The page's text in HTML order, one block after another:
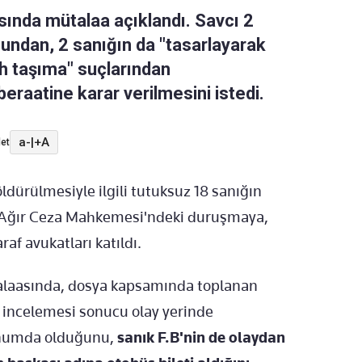
mütalaa açıklandı. Savcı 2
2 sanığın da "tasarlayarak
suçlarından
beraatine karar verilmesini istedi.
a-|+A
ilgili tutuksuz 18 sanığın
Ceza Mahkemesi'ndeki duruşmaya,
avukatları katıldı.
dosya kapsamında toplanan
sonucu olay yerinde
olduğunu, sanık F.B'nin de olaydan